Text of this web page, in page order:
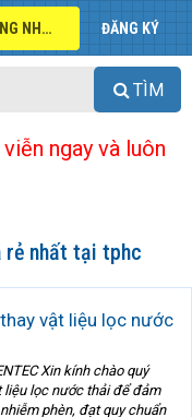
ĐĂNG NHẬP ĐĂNG KÝ
TÌM
ngay và luôn
rẻ nhất tại tphc
vật liệu lọc nước
Xin kính chào quý
liệu lọc nước thải để đảm
phèn, đạt quy chuẩn